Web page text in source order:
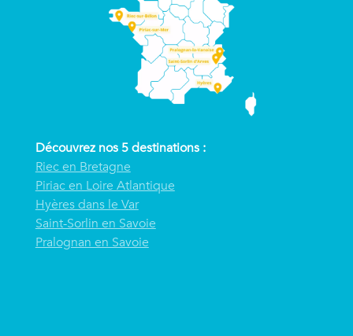
Découvrez nos 5 destinations :
Riec en Bretagne
Piriac en Loire Atlantique
Hyères dans le Var
Saint-Sorlin en Savoie
Pralognan en Savoie